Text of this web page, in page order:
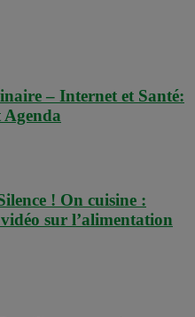
– Internet et Santé:
Agenda
! On cuisine :
sur l’alimentation